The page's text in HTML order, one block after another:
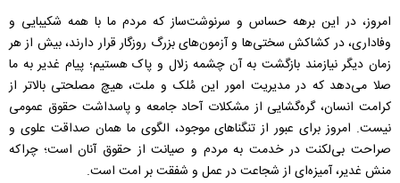
امروز، در این برهه حساس و سرنوشت‌ساز که مردم ما با همه شکیبایی و
وفاداری، در کشاکش سختی‌ها و آزمون‌های بزرگ روزگار قرار دارند، بیش از هر
زمان دیگر نیازمند بازگشت به آن چشمه زلال و پاک هستیم؛ پیام غدیر به ما
صلا می‌دهد که در مدیریت امور این مُلک و ملت، هیچ مصلحتی بالاتر از
کرامت انسان، گره‌گشایی از مشکلات آحاد جامعه و پاسداشت حقوق عمومی
نیست. امروز برای عبور از تنگناهای موجود، الگوی ما همان صداقت علوی و
صراحت بی‌لکنت در خدمت به مردم و صیانت از حقوق آنان است؛ چراکه
منش غدیر، آمیزه‌ای از شجاعت در عمل و شفقت بر امت است.